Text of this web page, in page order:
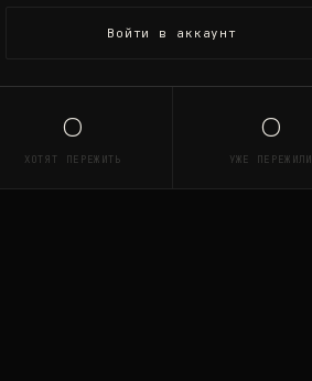
Войти в аккаунт
0
ХОТЯТ ПЕРЕЖИТЬ
0
УЖЕ ПЕРЕЖИЛИ